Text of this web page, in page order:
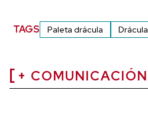
TAGS Paleta drácula Drácula
+ COMUNICACIÓN